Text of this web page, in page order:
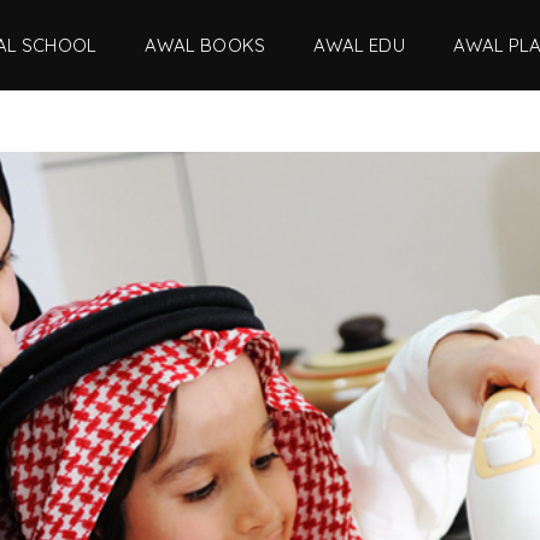
SCHOOL AWAL BOOKS AWAL EDU AWAL